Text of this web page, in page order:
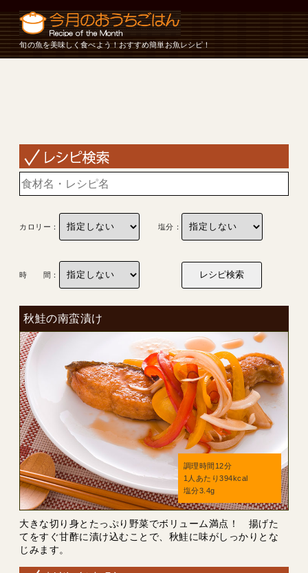
旬の魚を美味しく食べよう！おすすめ簡単お魚レシピ！
カロリー： 塩分：
時 間：
秋鮭の南蛮漬け
調理時間12分
1人あたり394kcal
塩分3.4g
大きな切り身とたっぷり野菜でボリューム満点！ 揚げた
てをすぐ甘酢に漬け込むことで、秋鮭に味がしっかりとな
じみます。